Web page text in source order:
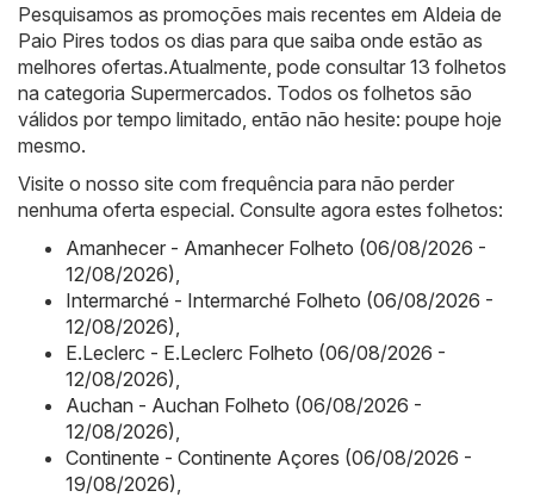
Pesquisamos as promoções mais recentes em Aldeia de
Paio Pires todos os dias para que saiba onde estão as
melhores ofertas.Atualmente, pode consultar 13 folhetos
na categoria Supermercados. Todos os folhetos são
válidos por tempo limitado, então não hesite: poupe hoje
mesmo.
Visite o nosso site com frequência para não perder
nenhuma oferta especial. Consulte agora estes folhetos:
Amanhecer - Amanhecer Folheto (06/08/2026 -
12/08/2026)
Intermarché - Intermarché Folheto (06/08/2026 -
12/08/2026)
E.Leclerc - E.Leclerc Folheto (06/08/2026 -
12/08/2026)
Auchan - Auchan Folheto (06/08/2026 -
12/08/2026)
Continente - Continente Açores (06/08/2026 -
19/08/2026)